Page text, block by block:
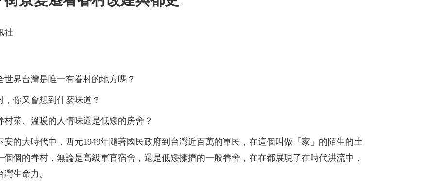
社
世界台灣是唯一有眷村的地方嗎？
，你又會想到什麼味道？
村菜、溫暖的人情味還是低矮的房舍？
安的大時代中，西元1949年隨著國民政府到台灣近百萬的軍民，在這個叫做「家」的陌生的土
個個的眷村，無論是高級軍官宿舍，還是低矮擁擠的一般眷舍，在在都展現了在時代洪流中，
灣生命力。